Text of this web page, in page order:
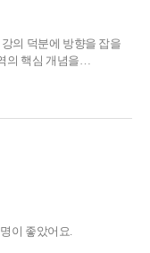
의 덕분에 방향을 잡을
의 핵심 개념을
, 특히 문제 접근 방식과
명확하고 예시도 실전과
력히 추천합니다!
이 좋았어요.